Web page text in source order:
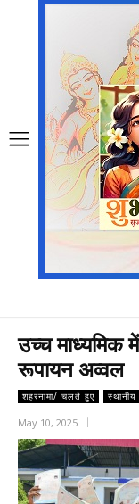
उच्च
रूपायन अव्वल
शहरनामा/ चलते हुए स्थानीय
May 10, 2025